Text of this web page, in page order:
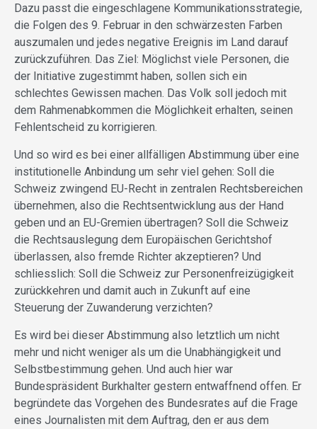
Dazu passt die eingeschlagene Kommunikationsstrategie,
die Folgen des 9. Februar in den schwärzesten Farben
auszumalen und jedes negative Ereignis im Land darauf
zurückzuführen. Das Ziel: Möglichst viele Personen, die
der Initiative zugestimmt haben, sollen sich ein
schlechtes Gewissen machen. Das Volk soll jedoch mit
dem Rahmenabkommen die Möglichkeit erhalten, seinen
Fehlentscheid zu korrigieren.
Und so wird es bei einer allfälligen Abstimmung über eine
institutionelle Anbindung um sehr viel gehen: Soll die
Schweiz zwingend EU-Recht in zentralen Rechtsbereichen
übernehmen, also die Rechtsentwicklung aus der Hand
geben und an EU-Gremien übertragen? Soll die Schweiz
die Rechtsauslegung dem Europäischen Gerichtshof
überlassen, also fremde Richter akzeptieren? Und
schliesslich: Soll die Schweiz zur Personenfreizügigkeit
zurückkehren und damit auch in Zukunft auf eine
Steuerung der Zuwanderung verzichten?
Es wird bei dieser Abstimmung also letztlich um nicht
mehr und nicht weniger als um die Unabhängigkeit und
Selbstbestimmung gehen. Und auch hier war
Bundespräsident Burkhalter gestern entwaffnend offen. Er
begründete das Vorgehen des Bundesrates auf die Frage
eines Journalisten mit dem Auftrag, den er aus dem